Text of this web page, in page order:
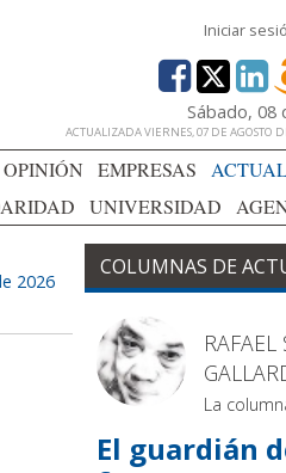
Iniciar
Sábado, 08
ACTUALIZADA VIERNES, 07 DE AGOSTO
OPINIÓN EMPRESAS
UNIVERSIDAD
2026
COLUMNAS DE
La
El guardián